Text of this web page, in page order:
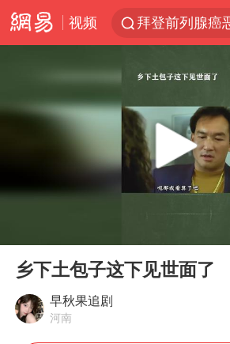
视频
拜登前列腺癌
外国游客的“
方桃子代言广
Play
乡下土包子这下见世面了
早秋果追剧
河南